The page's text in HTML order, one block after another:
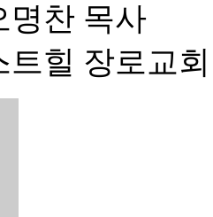
명찬 목사
힐 장로교회